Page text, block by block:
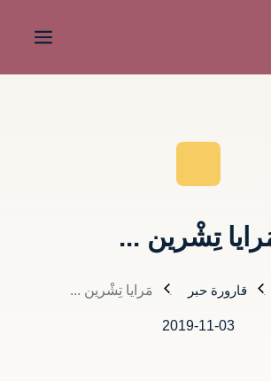
تِشْرين ...
قارورة حبر مَرايا تِشْرين ...
2019-11-03